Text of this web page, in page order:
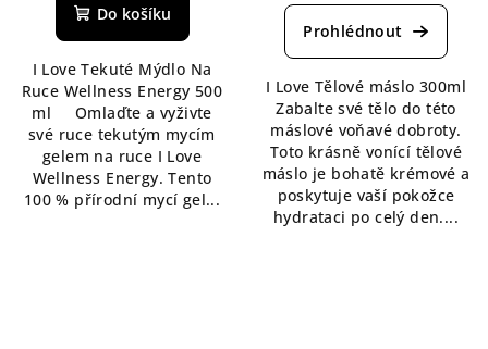
Do košíku
I Love Tekuté Mýdlo Na
Ruce Wellness Energy 500
ml Omlaďte a vyživte
své ruce tekutým mycím
gelem na ruce I Love
Wellness Energy. Tento
100 % přírodní mycí gel...
I Love Tělové máslo 300ml
Zabalte své tělo do této
máslové voňavé dobroty.
Toto krásně vonící tělové
máslo je bohatě krémové a
poskytuje vaší pokožce
hydrataci po celý den....